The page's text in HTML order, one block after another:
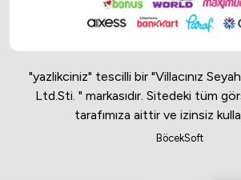
"yazlikciniz" tescilli bir "Villacınız
Ltd.Sti. " markasıdır. Sitedeki tüm
tarafımıza aittir ve izinsiz
BöcekSoft